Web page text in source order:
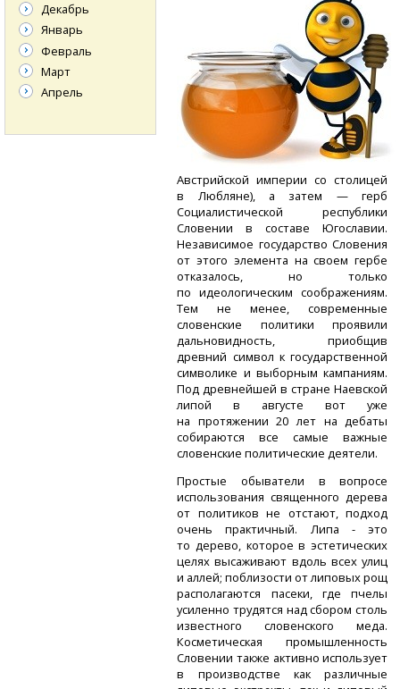
Австрийской империи со столицей
в Любляне), а затем — герб
Социалистической республики
Словении в составе Югославии.
Независимое государство Словения
от этого элемента на своем гербе
отказалось, но только
по идеологическим соображениям.
Тем не менее, современные
словенские политики проявили
дальновидность, приобщив
древний символ к государственной
символике и выборным кампаниям.
Под древнейшей в стране Наевской
липой в августе вот уже
на протяжении 20 лет на дебаты
собираются все самые важные
словенские политические деятели.
Простые обыватели в вопросе
использования священного дерева
от политиков не отстают, подход
очень практичный. Липа - это
то дерево, которое в эстетических
целях высаживают вдоль всех улиц
и аллей; поблизости от липовых рощ
располагаются пасеки, где пчелы
усиленно трудятся над сбором столь
известного словенского меда.
Косметическая промышленность
Словении также активно использует
в производстве как различные
Декабрь
Январь
Февраль
Март
Апрель